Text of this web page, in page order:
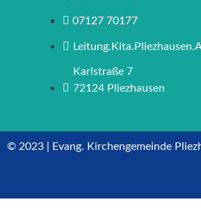
07127 70177
Karlstraße 7
72124 Pliezhausen
© 2023 | Evang.